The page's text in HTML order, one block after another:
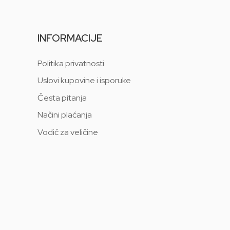
INFORMACIJE
Politika privatnosti
Uslovi kupovine i isporuke
Česta pitanja
Načini plaćanja
Vodič za veličine